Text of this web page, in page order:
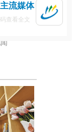
迁见闻
流媒体
查看全文